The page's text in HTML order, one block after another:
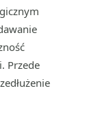
Przede